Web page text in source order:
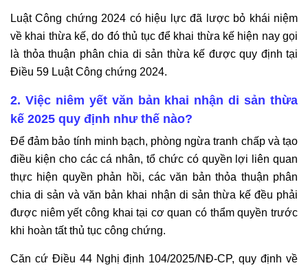
Luật Công chứng 2024 có hiệu lực đã lược bỏ khái niệm
về khai thừa kế, do đó thủ tục để khai thừa kế hiện nay gọi
là thỏa thuận phân chia di sản thừa kế được quy định tại
Điều 59 Luật Công chứng 2024.
2. Việc niêm yết văn bản khai nhận di sản thừa
kế 2025 quy định như thế nào?
Để đảm bảo tính minh bạch, phòng ngừa tranh chấp và tạo
điều kiện cho các cá nhân, tổ chức có quyền lợi liên quan
thực hiện quyền phản hồi, các văn bản thỏa thuận phân
chia di sản và văn bản khai nhận di sản thừa kế đều phải
được niêm yết công khai tại cơ quan có thẩm quyền trước
khi hoàn tất thủ tục công chứng.
Căn cứ Điều 44 Nghị định 104/2025/NĐ-CP, quy định về